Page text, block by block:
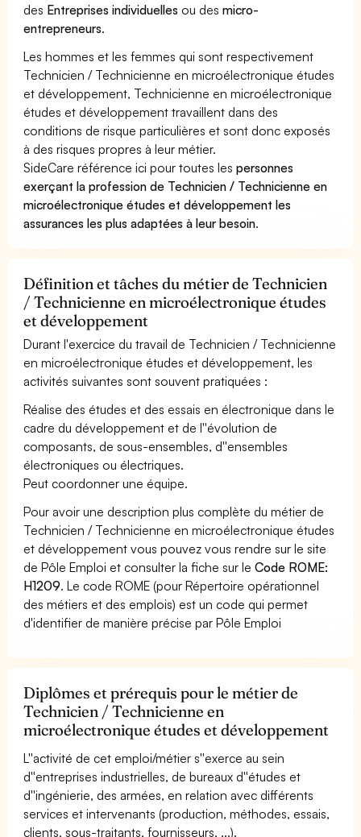
des Entreprises individuelles ou desmicro-
entrepreneurs.
Les hommes et les femmes qui sont respectivement
Technicien / Technicienne en microélectronique études
et développement, Technicienne en microélectronique
études et développement travaillent dans des
conditions de risque particulières et sont donc exposés
à des risques propres à leur métier.
SideCare référence ici pour toutes lespersonnes
exerçant la profession de Technicien / Technicienne en
microélectronique études et développement les
assurances les plus adaptées à leur besoin.
Définition et tâches du métier de Technicien
/ Technicienne en microélectronique études
et développement
Durant l'exercice du travail de Technicien / Technicienne
en microélectronique études et développement, les
activités suivantes sont souvent pratiquées :
Réalise des études et des essais en électronique dans le
cadre du développement et de l''évolution de
composants, de sous-ensembles, d''ensembles
électroniques ou électriques.
Peut coordonner une équipe.
Pour avoir une description plus complète du métier de
Technicien / Technicienne en microélectronique études
et développement vous pouvez vous rendre sur le site
de Pôle Emploi et consulter la fiche sur leCode ROME:
H1209. Le code ROME (pour Répertoire opérationnel
des métiers et des emplois) est un code qui permet
d'identifier de manière précise par Pôle Emploi
Diplômes et prérequis pour le métier de
Technicien / Technicienne en
microélectronique études et développement
L''activité de cet emploi/métier s''exerce au sein
d''entreprises industrielles, de bureaux d''études et
d''ingénierie, des armées, en relation avec différents
services et intervenants (production, méthodes, essais,
clients, sous-traitants, fournisseurs, ...).